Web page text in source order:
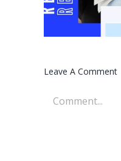
Leave A Comment
Comment